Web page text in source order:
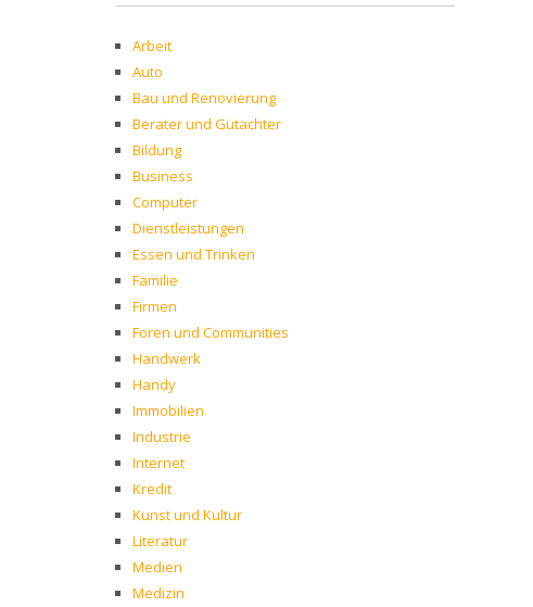
Arbeit
Auto
Bau und Renovierung
Berater und Gutachter
Bildung
Business
Computer
Dienstleistungen
Essen und Trinken
Familie
Firmen
Foren und Communities
Handwerk
Handy
Immobilien
Industrie
Internet
Kredit
Kunst und Kultur
Literatur
Medien
Medizin